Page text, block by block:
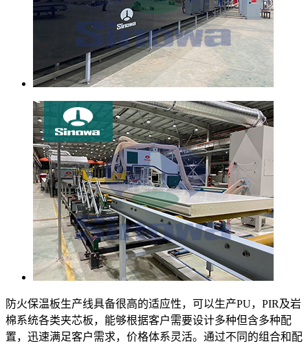
防火保温板生产线具备很高的适应性，可以生产PU，PIR及岩
棉系统各类夹芯板，能够根据客户需要设计多种但含多种配
置，迅速满足客户需求，价格体系灵活。通过不同的组合和配